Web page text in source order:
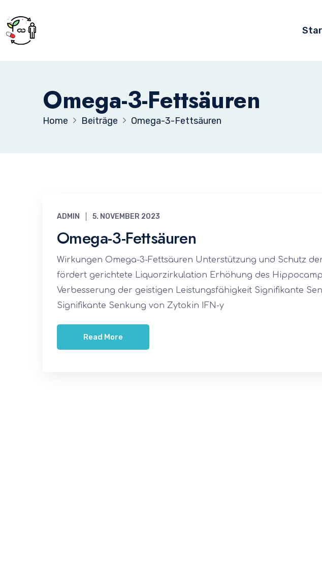
Omega-3-Fettsäuren
Home Beiträge Omega-3-Fettsäuren
ADMIN 5. NOVEMBER 2023
Omega-3-Fettsäuren
Wirkungen Omega-3-Fettsäuren Unterstützung und Schutz
fördert gerichtete Liquorzirkulation Erhöhung des
Verbesserung der geistigen Leistungsfähigkeit Signifikante
Signifikante Senkung von Zytokin IFN-y
Read More